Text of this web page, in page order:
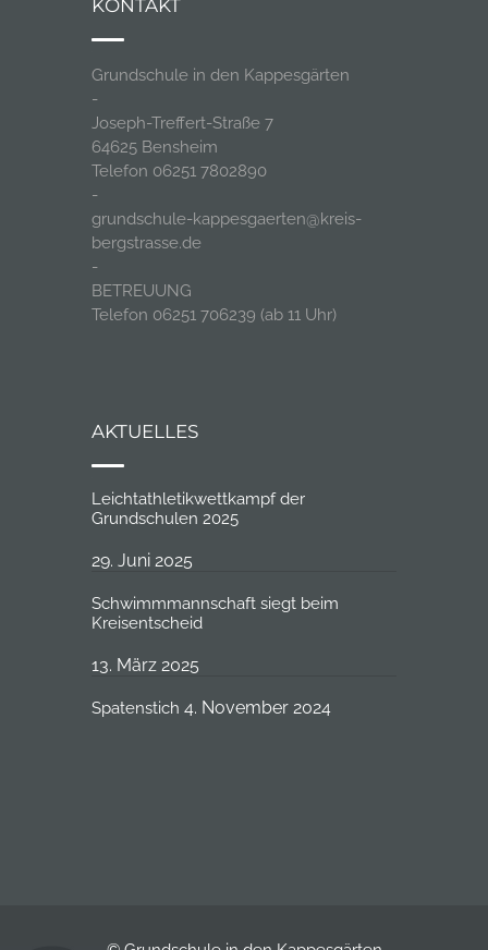
KONTAKT
Grundschule in den Kappesgärten
-
Joseph-Treffert-Straße 7
64625 Bensheim
Telefon 06251 7802890
-
grundschule-kappesgaerten@kreis-
bergstrasse.de
-
BETREUUNG
Telefon 06251 706239 (ab 11 Uhr)
AKTUELLES
Leichtathletikwettkampf der
Grundschulen 2025
29. Juni 2025
Schwimmmannschaft siegt beim
Kreisentscheid
13. März 2025
Spatenstich 4. November 2024